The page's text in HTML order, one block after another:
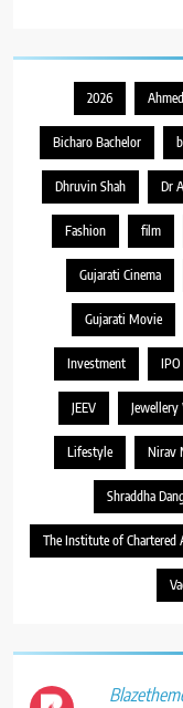
2026
Bicharo Bachelor
Dhruvin Shah Dr
Fashion film
Gujarati Cinema
Gujarati Movie
Investment IPO
JEEV
Lifestyle Nirav
Shraddha
The Institute of Chartered